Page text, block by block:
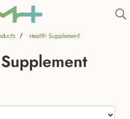
Health Supplement